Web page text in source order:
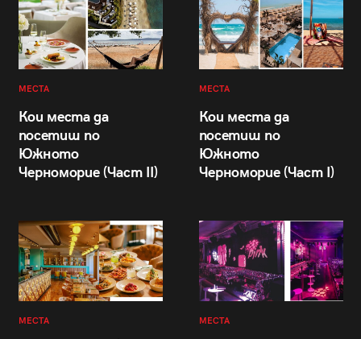
МЕСТА
Кои места да
посетиш по
Южното
Черноморие (Част II)
МЕСТА
Кои места да
посетиш по
Южното
Черноморие (Част I)
МЕСТА МЕСТА